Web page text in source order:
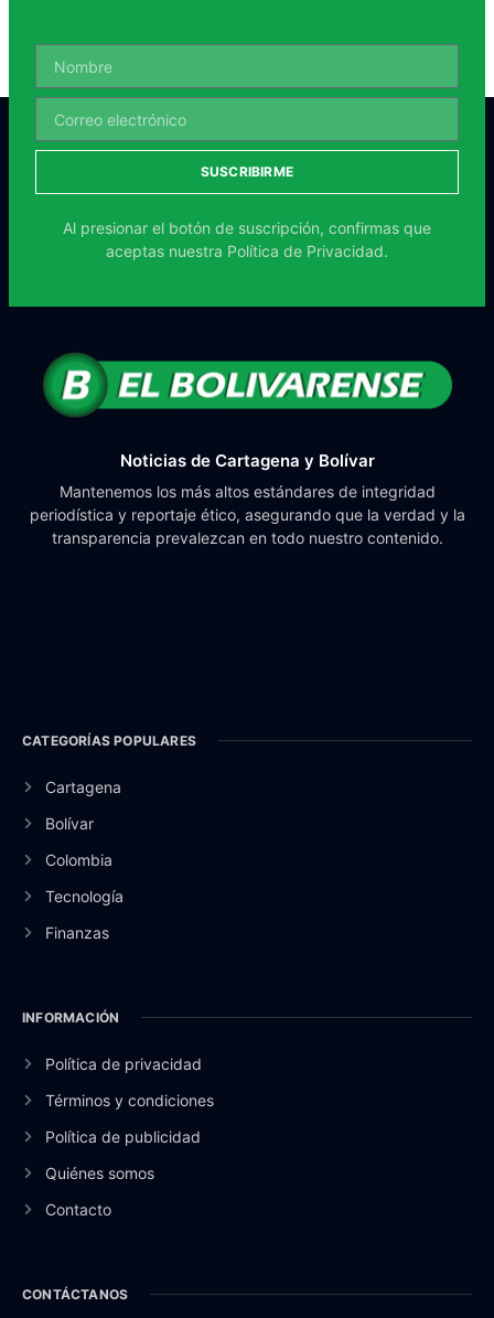
SUSCRIBIRME
Al presionar el botón de suscripción, confirmas que
aceptas nuestra Política de Privacidad.
Noticias de Cartagena y Bolívar
Mantenemos los más altos estándares de integridad
periodística y reportaje ético, asegurando que la verdad y la
transparencia prevalezcan en todo nuestro contenido.
CATEGORÍAS POPULARES
Cartagena
Bolívar
Colombia
Tecnología
Finanzas
INFORMACIÓN
Política de privacidad
Términos y condiciones
Política de publicidad
Quiénes somos
Contacto
CONTÁCTANOS